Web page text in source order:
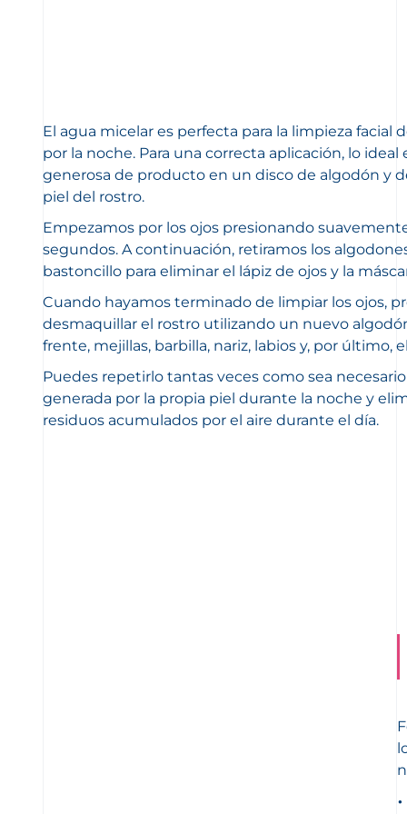
El agua micelar es perfecta para la limpieza facial
por la noche. Para una correcta aplicación, lo
generosa de producto en un disco de algodón y
piel del rostro.
Empezamos por los ojos presionando
segundos. A continuación, retiramos los
bastoncillo para eliminar el lápiz de ojos y la
Cuando hayamos terminado de limpiar los ojos,
desmaquillar el rostro utilizando un nuevo
frente, mejillas, barbilla, nariz, labios y, por último,
Puedes repetirlo tantas veces como sea
generada por la propia piel durante la noche y
residuos acumulados por el aire durante el día.